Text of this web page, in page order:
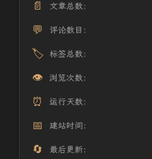
📄 文章总数：
💬 评论数目：
🏷️ 标签总数：
👁️ 浏览次数：
⏰ 运行天数：
📅 建站时间：
🔄 最后更新：